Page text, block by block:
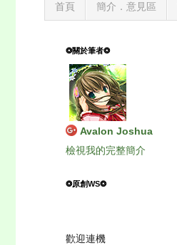
首頁 簡介．意見區
❂關於筆者❂
Avalon Joshua
檢視我的完整簡介
❂原創WS❂
歡迎連機